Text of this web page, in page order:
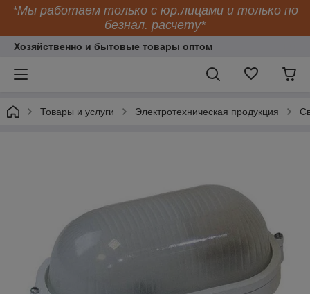
*Мы работаем только с юр.лицами и только по
безнал. расчету*
Хозяйственно и бытовые товары оптом
Товары и услуги Электротехническая продукция